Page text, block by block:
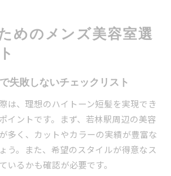
めのメンズ美容室選
失敗しないチェックリスト
は、理想のハイトーン短髪を実現でき
イントです。まず、若林駅周辺の美容
多く、カットやカラーの実績が豊富な
う。また、希望のスタイルが得意なス
いるかも確認が必要です。